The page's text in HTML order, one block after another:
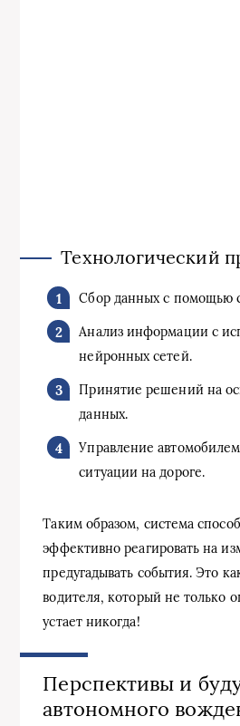
Технологический
Сбор данных с помощью
Анализ информации с
нейронных сетей.
Принятие решений на
данных.
Управление
ситуации на дороге.
Таким образом, система
эффективно реагировать на
предугадывать события. Это
водителя, который не только
устает никогда!
Перспективы и
автономного